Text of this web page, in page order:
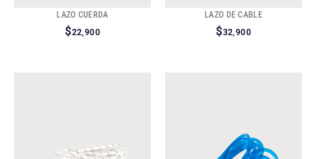
LAZO CUERDA
$22,900
LAZO DE CABLE
$32,900